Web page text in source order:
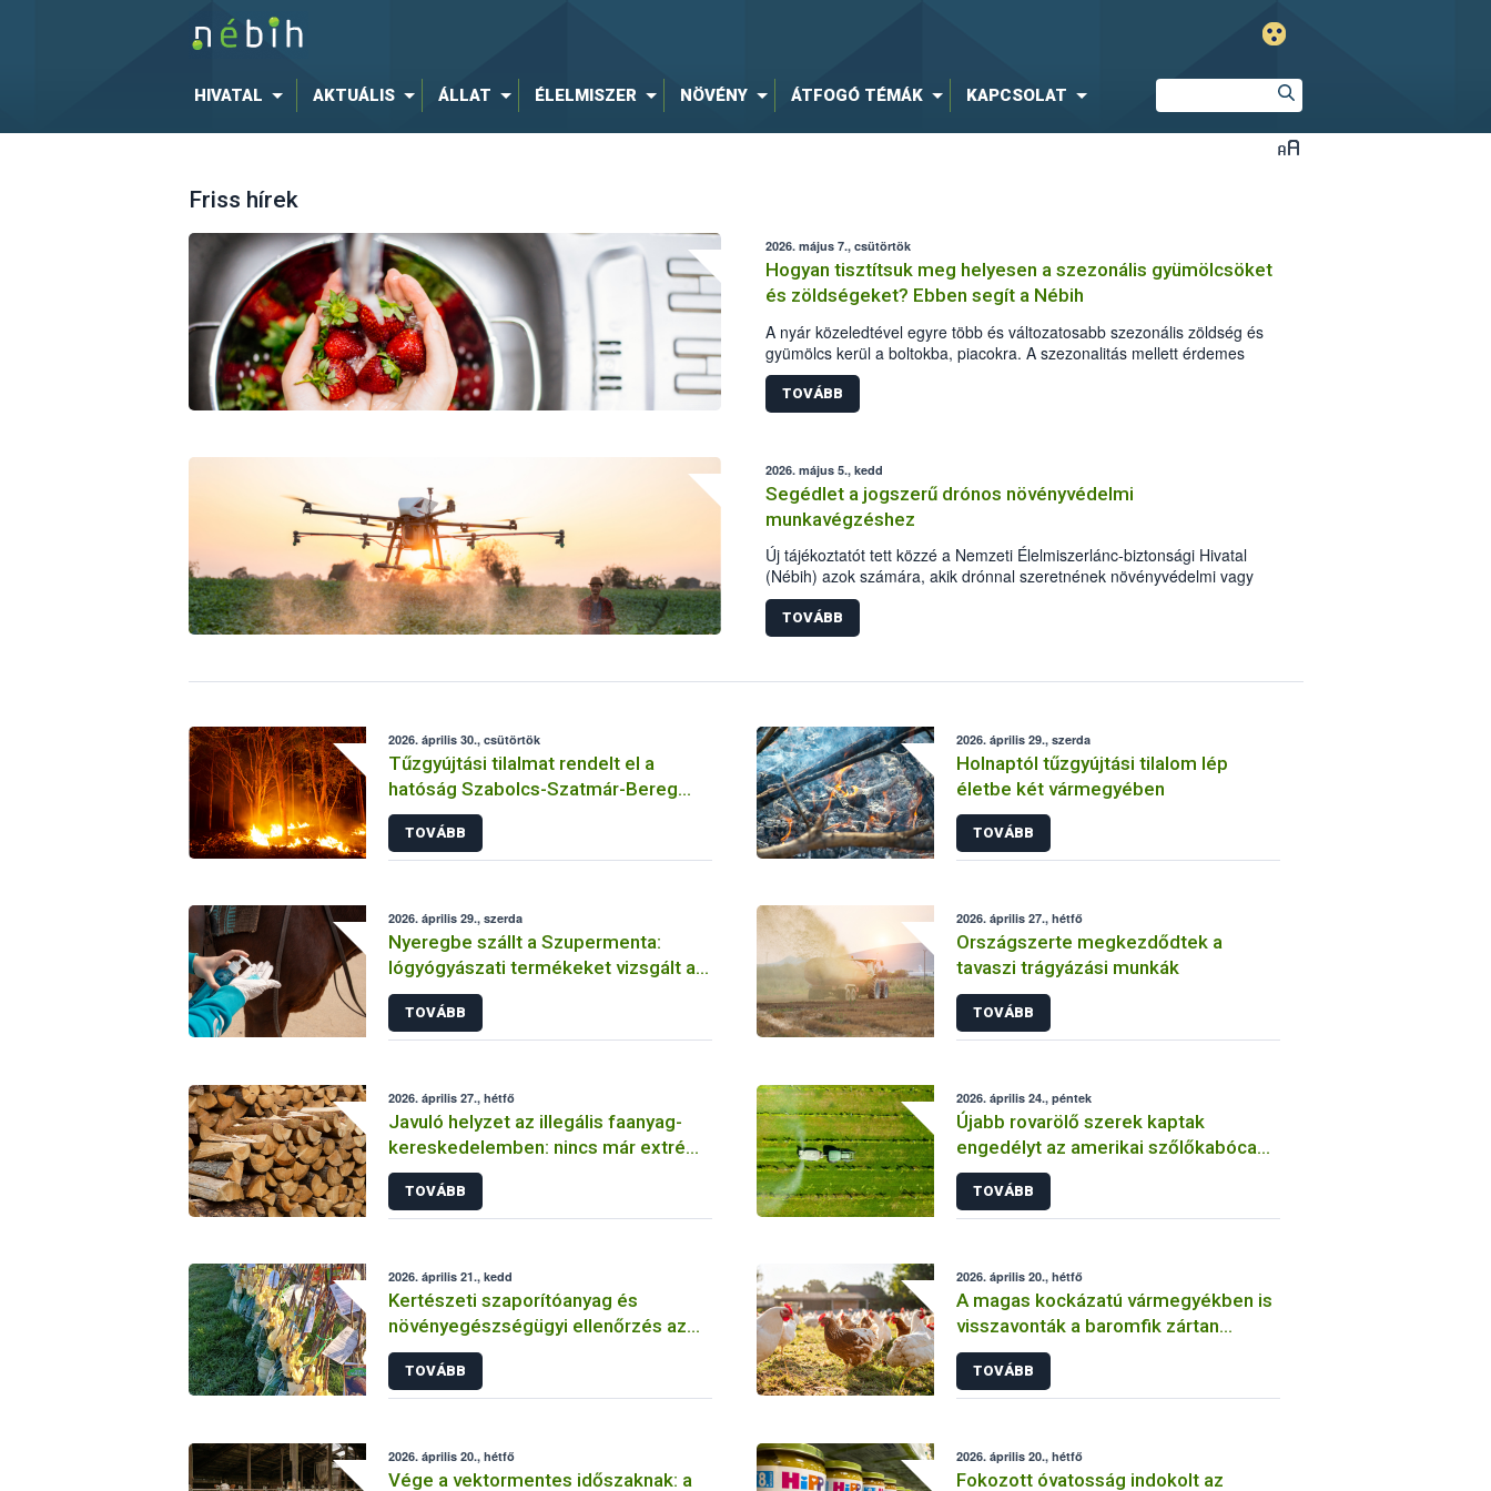
HIVATAL AKTUÁLIS ÁLLAT ÉLELMISZER NÖVÉNY ÁTFOGÓ TÉMÁK KAPCSOLAT
Friss hírek
2026. május 7., csütörtök
Hogyan tisztítsuk meg helyesen a szezonális gyümölcsöket
és zöldségeket? Ebben segít a Nébih
A nyár közeledtével egyre több és változatosabb szezonális zöldség és
gyümölcs kerül a boltokba, piacokra. A szezonalitás mellett érdemes
odafigyelni az élelmiszerbiztonsági szempontokra és a termények
alapos tisztítására is. A Nemzeti Élelmiszerlánc-biztonsági Hivatal
(Nébih) Oktatási Programja a zöldségek és gyümölcsök alapos
TOVÁBB
2026. május 5., kedd
Segédlet a jogszerű drónos növényvédelmi
munkavégzéshez
Új tájékoztatót tett közzé a Nemzeti Élelmiszerlánc-biztonsági Hivatal
(Nébih) azok számára, akik drónnal szeretnének növényvédelmi vagy
tápanyag-gazdálkodási tevékenységet végezni Magyarországon. Az
összefoglaló részletesen szerepelnek a jogszerű működéshez
szükséges személyi, műszaki és hatósági feltételek.
TOVÁBB
2026. április 30., csütörtök
Tűzgyújtási tilalmat rendelt el a
hatóság Szabolcs-Szatmár-Bereg
vármegyében
TOVÁBB
2026. április 29., szerda
Holnaptól tűzgyújtási tilalom lép
életbe két vármegyében
TOVÁBB
2026. április 29., szerda
Nyeregbe szállt a Szupermenta:
lógyógyászati termékeket vizsgált a
Nébih
TOVÁBB
2026. április 27., hétfő
Országszerte megkezdődtek a
tavaszi trágyázási munkák
TOVÁBB
2026. április 27., hétfő
Javuló helyzet az illegális faanyag-
kereskedelemben: nincs már extrém
magas kockázatú vármegye
TOVÁBB
2026. április 24., péntek
Újabb rovarölő szerek kaptak
engedélyt az amerikai szőlőkabóca
elleni védekezésben
TOVÁBB
2026. április 21., kedd
Kertészeti szaporítóanyag és
növényegészségügyi ellenőrzés az
ónodi piacon
TOVÁBB
2026. április 20., hétfő
A magas kockázatú vármegyékben is
visszavonták a baromfik zártan
tartására vonatkozó határozatot
TOVÁBB
2026. április 20., hétfő
Vége a vektormentes időszaknak: a
2026. április 20., hétfő
Fokozott óvatosság indokolt az